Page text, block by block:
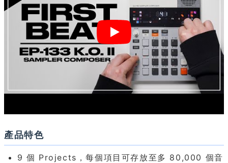
產品特色
9 個 Projects，每個項目可存放至多 80,000 個音